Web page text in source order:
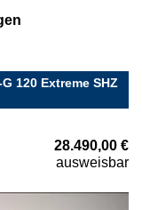
120 Extreme SHZ
28.490,00 €
ausweisbar